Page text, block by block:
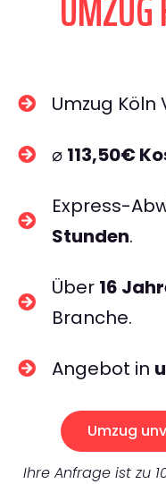
Umzug Köln
⌀ 113,50€
Express-
Stunden.
Über 16
Branche.
Angebot in
Umzug
Ihre Anfrage ist zu